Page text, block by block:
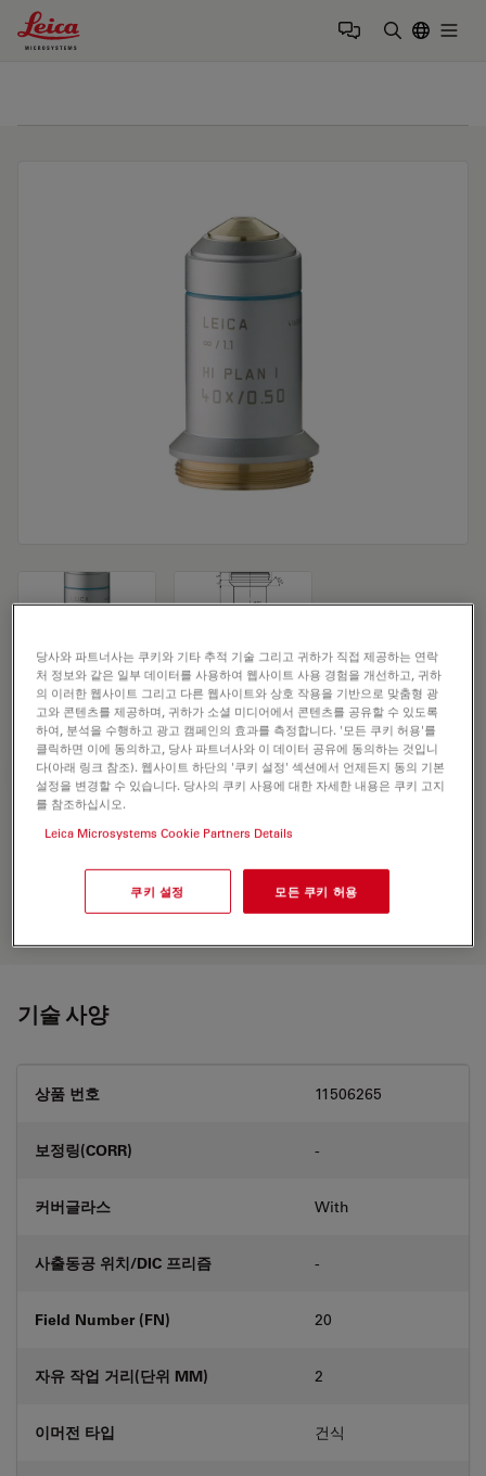
Leica Microsystems Logo
Microscope Objective HI PLAN I 40x/0,50
견적 요청하기
ourObjective Finder, compare
alternatives, and find the best fit for
your needs.
기술 사양
상품 번호 11506265
보정링(CORR) -
커버글라스 With
사출동공 위치/DIC 프리즘 -
Field Number (FN) 20
자유 작업 거리(단위 MM) 2
이머전 타입 건식
당사와 파트너사는 쿠키와 기타 추적 기술 그리고 귀하가 직접 제공하는 연락
처 정보와 같은 일부 데이터를 사용하여 웹사이트 사용 경험을 개선하고, 귀하
의 이러한 웹사이트 그리고 다른 웹사이트와 상호 작용을 기반으로 맞춤형 광
고와 콘텐츠를 제공하며, 귀하가 소셜 미디어에서 콘텐츠를 공유할 수 있도록
하여, 분석을 수행하고 광고 캠페인의 효과를 측정합니다. '모든 쿠키 허용'를
클릭하면 이에 동의하고, 당사 파트너사와 이 데이터 공유에 동의하는 것입니
다(아래 링크 참조). 웹사이트 하단의 '쿠키 설정' 섹션에서 언제든지 동의 기본
설정을 변경할 수 있습니다. 당사의 쿠키 사용에 대한 자세한 내용은 쿠키 고지
를 참조하십시오.
Leica Microsystems Cookie Partners Details
쿠키 설정 모든 쿠키 허용